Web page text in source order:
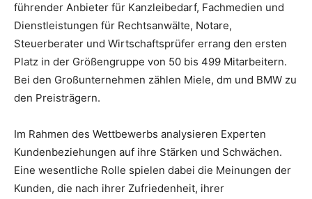
führender Anbieter für Kanzleibedarf, Fachmedien und
Dienstleistungen für Rechtsanwälte, Notare,
Steuerberater und Wirtschaftsprüfer errang den ersten
Platz in der Größengruppe von 50 bis 499 Mitarbeitern.
Bei den Großunternehmen zählen Miele, dm und BMW zu
den Preisträgern.
Im Rahmen des Wettbewerbs analysieren Experten
Kundenbeziehungen auf ihre Stärken und Schwächen.
Eine wesentliche Rolle spielen dabei die Meinungen der
Kunden, die nach ihrer Zufriedenheit, ihrer